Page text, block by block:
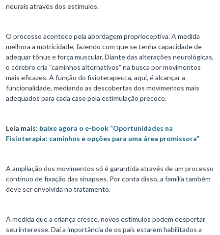
neurais através dos estímulos.
O processo acontece pela abordagem proprioceptiva. A medida
melhora a motricidade, fazendo com que se tenha capacidade de
adequar tônus e força muscular. Diante das alterações neurológicas,
o cérebro cria “caminhos alternativos” na busca por movimentos
mais eficazes. A função do fisioterapeuta, aqui, é alcançar a
funcionalidade, mediando as descobertas dos movimentos mais
adequados para cada caso pela estimulação precoce.
Leia mais: baixe agora o e-book “Oportunidades na
Fisioterapia: caminhos e opções para uma área promissora”
A ampliação dos movimentos só é garantida através de um processo
contínuo de fixação das sinapses. Por conta disso, a família também
deve ser envolvida no tratamento.
À medida que a criança cresce, novos estímulos podem despertar
seu interesse. Daí a importância de os pais estarem habilitados a